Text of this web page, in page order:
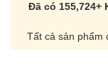
Đã có 155,724+
Tất cả sản phẩm
Orient